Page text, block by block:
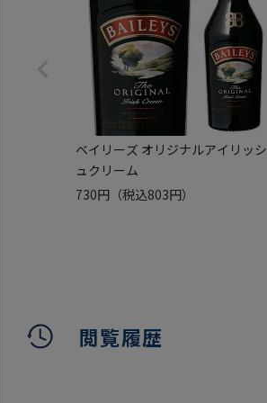
ベイリーズ オリジナルアイリッシ
ュクリーム
730円 （税込803円）
閲覧履歴